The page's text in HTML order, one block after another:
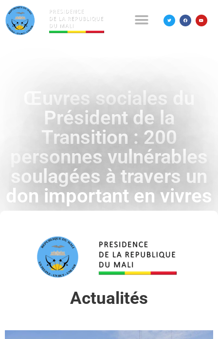
Œuvres sociales du
Président de la
Transition : 200
personnes vulnérables
soulagées à travers un
don important en vivres
Actualités